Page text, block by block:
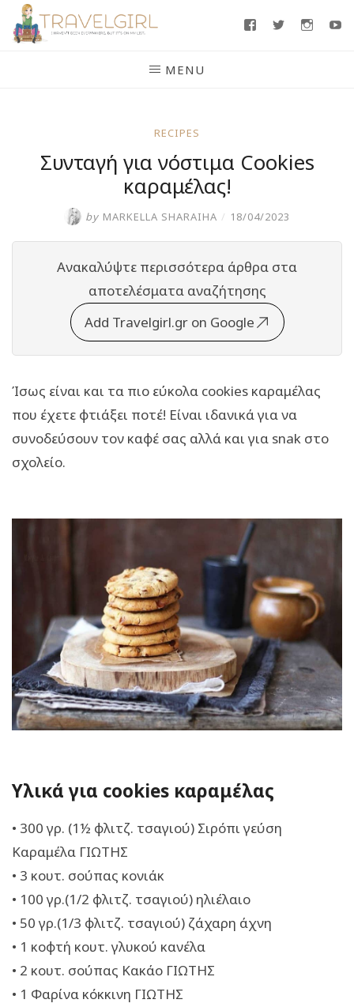
Skip
FacebookTwitter
MENU
RECIPES
Συνταγή για νόστιμα Cookies
καραμέλας!
by MARKELLA SHARAIHA / 18/04/2023
Ανακαλύψτε περισσότερα άρθρα στα
αποτελέσματα αναζήτησης
Add Travelgirl.gr on Google
Ίσως είναι και τα πιο εύκολα cookies καραμέλας
που έχετε φτιάξει ποτέ! Είναι ιδανικά για να
συνοδεύσουν τον καφέ σας αλλά και για snak στο
σχολείο.
Υλικά για cookies καραμέλας
• 300 γρ. (1½ φλιτζ. τσαγιού) Σιρόπι γεύση
Καραμέλα ΓΙΩΤΗΣ
• 3 κουτ. σούπας κονιάκ
• 100 γρ.(1/2 φλιτζ. τσαγιού) ηλιέλαιο
• 50 γρ.(1/3 φλιτζ. τσαγιού) ζάχαρη άχνη
• 1 κοφτή κουτ. γλυκού κανέλα
• 2 κουτ. σούπας Κακάο ΓΙΩΤΗΣ
• 1 Φαρίνα κόκκινη ΓΙΩΤΗΣ